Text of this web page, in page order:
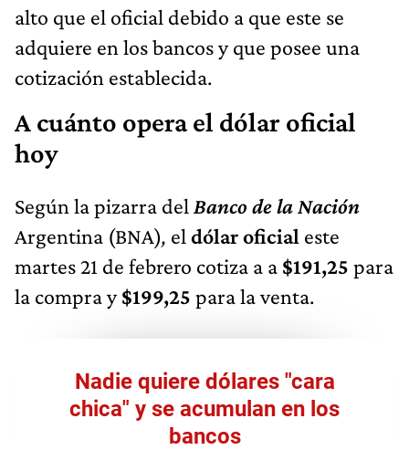
alto que el oficial debido a que este se
adquiere en los bancos y que posee una
cotización establecida.
A cuánto opera el dólar oficial
hoy
Según la pizarra del Banco de la Nación
Argentina (BNA), el dólar oficial este
martes 21 de febrero cotiza a a $191,25 para
la compra y$199,25 para la venta.
Nadie quiere dólares "cara
chica" y se acumulan en los
bancos